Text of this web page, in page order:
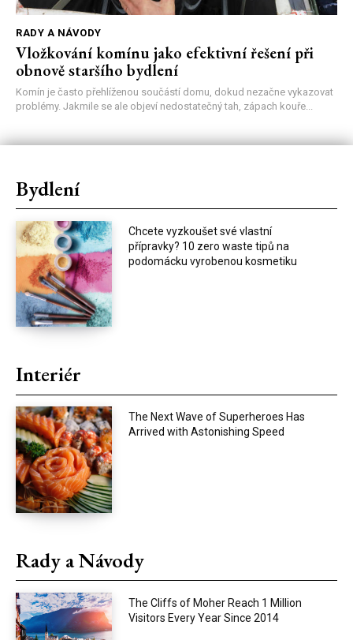
RADY A NÁVODY
Vložkování komínu jako efektivní řešení při
obnově staršího bydlení
Komín je často přehlíženou součástí domu, dokud nezačne vykazovat
problémy. Jakmile se ale objeví nedostatečný tah, zápach kouře...
Bydlení
Chcete vyzkoušet své vlastní
přípravky? 10 zero waste tipů na
podomácku vyrobenou kosmetiku
Interiér
The Next Wave of Superheroes Has
Arrived with Astonishing Speed
Rady a Návody
The Cliffs of Moher Reach 1 Million
Visitors Every Year Since 2014